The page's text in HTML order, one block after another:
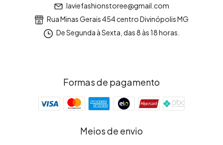
laviefashionstoree@gmail.com
Rua Minas Gerais 454 centro Divinópolis MG
De Segunda à Sexta, das 8 às 18 horas.
Formas de pagamento
Meios de envio